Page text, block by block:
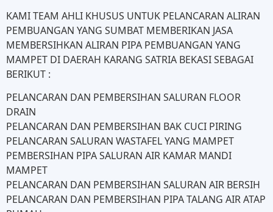
KAMI TEAM AHLI KHUSUS UNTUK PELANCARAN ALIRAN
PEMBUANGAN YANG SUMBAT MEMBERIKAN JASA
MEMBERSIHKAN ALIRAN PIPA PEMBUANGAN YANG
MAMPET DI DAERAH KARANG SATRIA BEKASI SEBAGAI
BERIKUT :
PELANCARAN DAN PEMBERSIHAN SALURAN FLOOR
DRAIN
PELANCARAN DAN PEMBERSIHAN BAK CUCI PIRING
PELANCARAN SALURAN WASTAFEL YANG MAMPET
PEMBERSIHAN PIPA SALURAN AIR KAMAR MANDI
MAMPET
PELANCARAN DAN PEMBERSIHAN SALURAN AIR BERSIH
PELANCARAN DAN PEMBERSIHAN PIPA TALANG AIR ATAP